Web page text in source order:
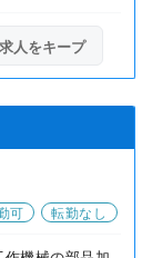
求人をキープ
可 転勤なし